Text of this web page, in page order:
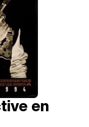
en